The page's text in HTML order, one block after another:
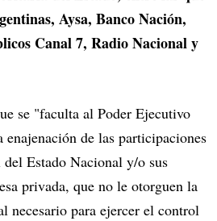
Aysa, Banco Nación,
Canal 7, Radio Nacional y
se "faculta al Poder Ejecutivo
enajenación de las participaciones
Estado Nacional y/o sus
privada, que no le otorguen la
necesario para ejercer el control